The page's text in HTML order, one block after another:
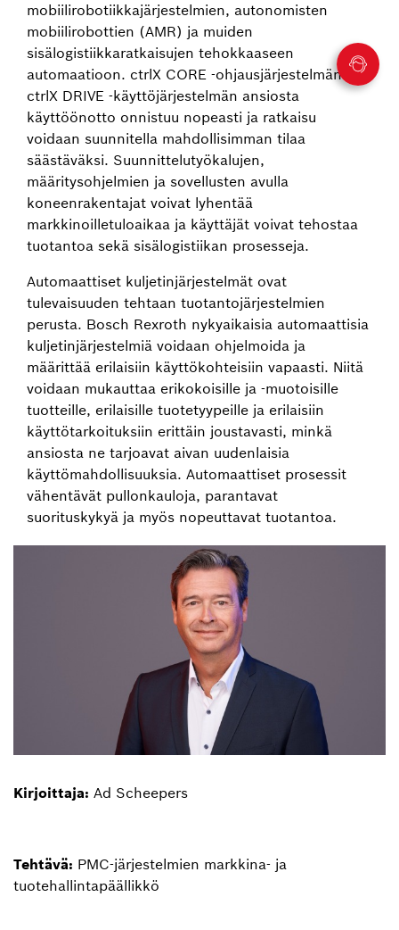
mobiilirobotiikkajärjestelmien, autonomisten
mobiilirobottien (AMR) ja muiden
sisälogistiikkaratkaisujen tehokkaaseen
automaatioon. ctrlX CORE ‑ohjausjärjestelmän ja
ctrlX DRIVE ‑käyttöjärjestelmän ansiosta
käyttöönotto onnistuu nopeasti ja ratkaisu
voidaan suunnitella mahdollisimman tilaa
säästäväksi. Suunnittelutyökalujen,
määritysohjelmien ja sovellusten avulla
koneenrakentajat voivat lyhentää
markkinoilletuloaikaa ja käyttäjät voivat tehostaa
tuotantoa sekä sisälogistiikan prosesseja.
Automaattiset kuljetinjärjestelmät ovat
tulevaisuuden tehtaan tuotantojärjestelmien
perusta. Bosch Rexroth nykyaikaisia automaattisia
kuljetinjärjestelmiä voidaan ohjelmoida ja
määrittää erilaisiin käyttökohteisiin vapaasti. Niitä
voidaan mukauttaa erikokoisille ja -muotoisille
tuotteille, erilaisille tuotetyypeille ja erilaisiin
käyttötarkoituksiin erittäin joustavasti, minkä
ansiosta ne tarjoavat aivan uudenlaisia
käyttömahdollisuuksia. Automaattiset prosessit
vähentävät pullonkauloja, parantavat
suorituskykyä ja myös nopeuttavat tuotantoa.
Kirjoittaja: Ad Scheepers
Tehtävä: PMC-järjestelmien markkina- ja
tuotehallintapäällikkö